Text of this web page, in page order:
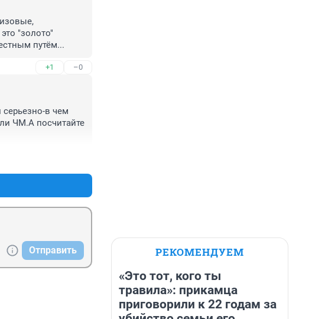
"золото"
путём...
+1 –0
в чем
ЧМ.А посчитайте
Отправить РЕКОМЕНДУЕМ
«Это тот, кого ты
травила»: прикамца
приговорили к 22 годам за